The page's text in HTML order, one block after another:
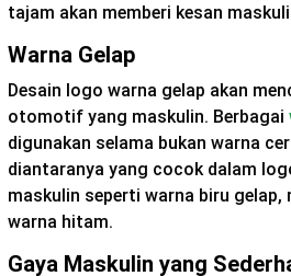
tajam akan memberi kesan
Warna Gelap
Desain logo warna gelap akan
otomotif yang maskulin. Berbagai
digunakan selama bukan warna
diantaranya yang cocok dalam
maskulin seperti warna biru gelap,
warna hitam.
Gaya Maskulin yang